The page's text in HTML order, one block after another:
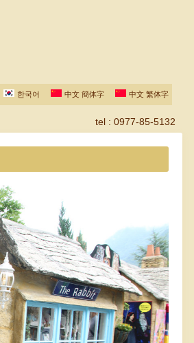
한국어 中文 簡体字 中文 繁体字
tel : 0977-85-5132